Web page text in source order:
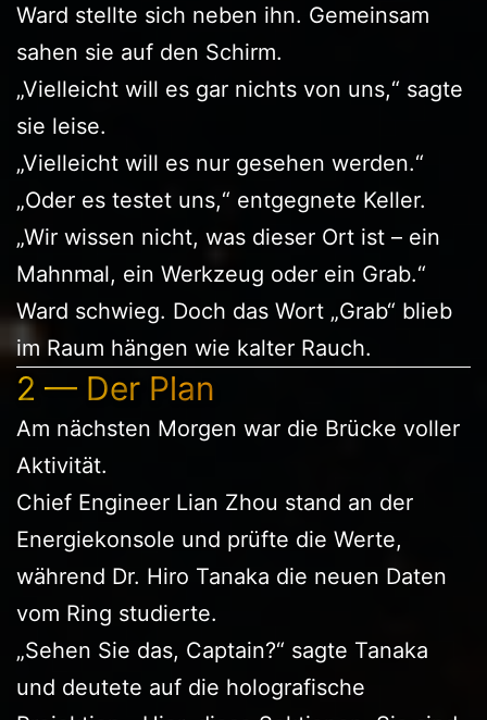
Ward stellte sich neben ihn. Gemeinsam
sahen sie auf den Schirm.
„Vielleicht will es gar nichts von uns,“ sagte
sie leise.
„Vielleicht will es nur gesehen werden.“
„Oder es testet uns,“ entgegnete Keller.
„Wir wissen nicht, was dieser Ort ist – ein
Mahnmal, ein Werkzeug oder ein Grab.“
Ward schwieg. Doch das Wort „Grab“ blieb
im Raum hängen wie kalter Rauch.
2 — Der Plan
Am nächsten Morgen war die Brücke voller
Aktivität.
Chief Engineer Lian Zhou stand an der
Energiekonsole und prüfte die Werte,
während Dr. Hiro Tanaka die neuen Daten
vom Ring studierte.
„Sehen Sie das, Captain?“ sagte Tanaka
und deutete auf die holografische